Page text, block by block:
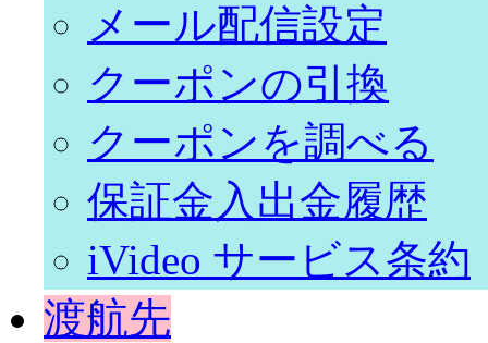
メール配信設定
クーポンの引換
クーポンを調べる
保証金入出金履歴
iVideo サービス条約
渡航先